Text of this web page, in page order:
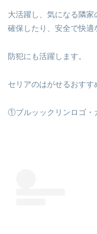
大活躍し、気になる隣
確保したり、安全で快適
防犯にも活躍します。
セリアのはがせるおすす
①ブルッックリンロゴ・